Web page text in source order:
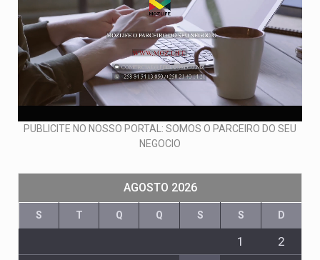
PUBLICITE NO NOSSO PORTAL: SOMOS O PARCEIRO DO SEU
NEGOCIO
AGOSTO 2026
S T Q Q S S D
1
2